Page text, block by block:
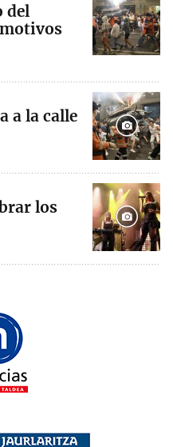
del
a la calle
los